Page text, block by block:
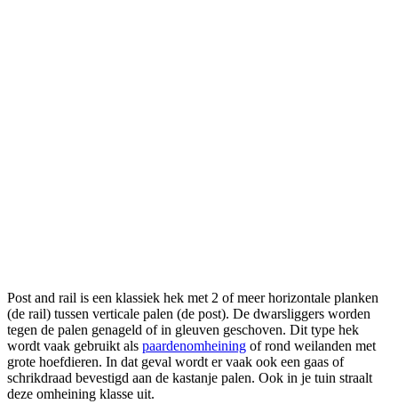
Post and rail is een klassiek hek met 2 of meer horizontale planken
(de rail) tussen verticale palen (de post). De dwarsliggers worden
tegen de palen genageld of in gleuven geschoven. Dit type hek
wordt vaak gebruikt als paardenomheining of rond weilanden met
grote hoefdieren. In dat geval wordt er vaak ook een gaas of
schrikdraad bevestigd aan de kastanje palen. Ook in je tuin straalt
deze omheining klasse uit.